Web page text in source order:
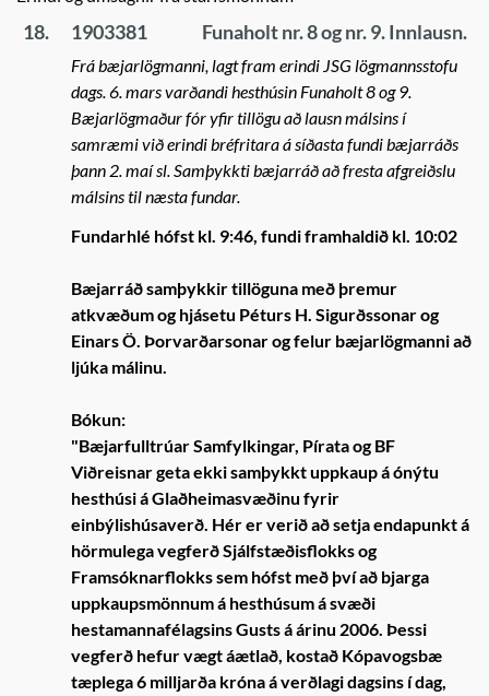
18. 1903381 Funaholt nr. 8 og nr. 9. Innlausn.
Frá bæjarlögmanni, lagt fram erindi JSG lögmannsstofu
dags. 6. mars varðandi hesthúsin Funaholt 8 og 9.
Bæjarlögmaður fór yfir tillögu að lausn málsins í
samræmi við erindi bréfritara á síðasta fundi bæjarráðs
þann 2. maí sl. Samþykkti bæjarráð að fresta afgreiðslu
málsins til næsta fundar.
Fundarhlé hófst kl. 9:46, fundi framhaldið kl. 10:02
Bæjarráð samþykkir tillöguna með þremur
atkvæðum og hjásetu Péturs H. Sigurðssonar og
Einars Ö. Þorvarðarsonar og felur bæjarlögmanni að
ljúka málinu.
Bókun:
"Bæjarfulltrúar Samfylkingar, Pírata og BF
Viðreisnar geta ekki samþykkt uppkaup á ónýtu
hesthúsi á Glaðheimasvæðinu fyrir
einbýlishúsaverð. Hér er verið að setja endapunkt á
hörmulega vegferð Sjálfstæðisflokks og
Framsóknarflokks sem hófst með því að bjarga
uppkaupsmönnum á hesthúsum á svæði
hestamannafélagsins Gusts á árinu 2006. Þessi
vegferð hefur vægt áætlað, kostað Kópavogsbæ
tæplega 6 milljarða króna á verðlagi dagsins í dag,